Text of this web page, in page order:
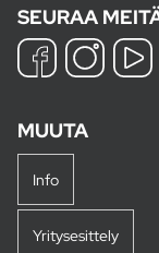
SEURAA
MUUTA
Info
Yritysesittely